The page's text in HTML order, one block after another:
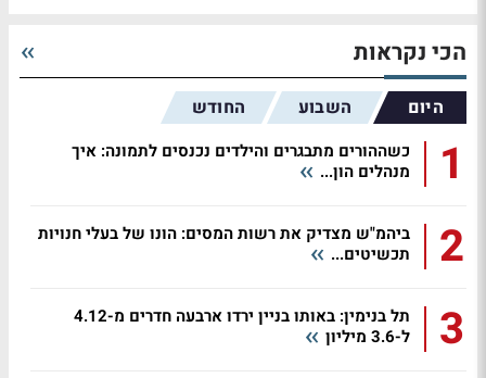
הכי נקראות
היום השבוע החודש
1
כשההורים מתבגרים והילדים נכנסים לתמונה: איך
מנהלים הון...
2
ביהמ"ש מצדיק את רשות המסים: הונו של בעלי חנויות
תכשיטים...
3
תל בנימין: באותו בניין ירדו ארבעה חדרים מ-4.12
ל-3.6 מיליון